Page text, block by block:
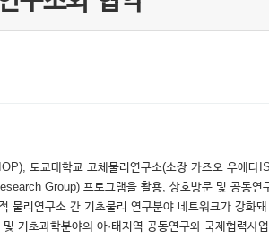
도쿄대학교 고체물리연구소(소장 카즈오 우
Group) 프로그램을 활용, 상호방문 및 공동
리연구소 간 기초물리 연구분야 네트워크가 강
기초과학분야의 아·태지역 공동연구와 국제협